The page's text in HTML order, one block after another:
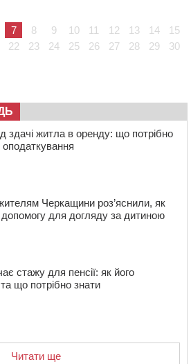
мотоцикліст зіткнувся з
у лікарні
вибороли бронзу чемпіонату
за незаконні зміни до договору
психоневрологічного інтернату
видворили з країни грузина,
у колонії
7 8 9 10 11 12 13 14
15
22 23 24 25 26 27 28 29
30
здачі житла в оренду: що потрібно
оподаткування
Черкащини роз’яснили, як
для догляду за дитиною
стажу для пенсії: як його
що потрібно знати
Читати ще